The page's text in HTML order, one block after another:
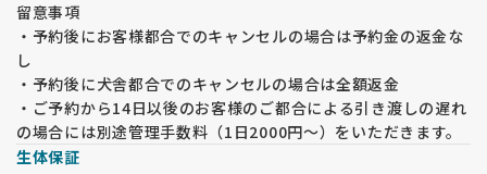
留意事項
・予約後にお客様都合でのキャンセルの場合は予約金の返金な
し
・予約後に犬舎都合でのキャンセルの場合は全額返金
・ご予約から14日以後のお客様のご都合による引き渡しの遅れ
の場合には別途管理手数料（1日2000円～）をいただきます。
生体保証